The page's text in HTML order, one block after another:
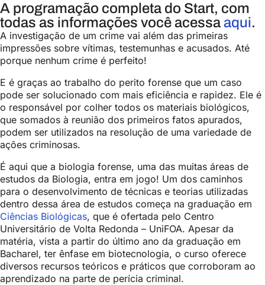
A programação completa do Start, com
todas as informações você acessaaqui.
A investigação de um crime vai além das primeiras
impressões sobre vítimas, testemunhas e acusados. Até
porque nenhum crime é perfeito!
E é graças ao trabalho do perito forense que um caso
pode ser solucionado com mais eficiência e rapidez. Ele é
o responsável por colher todos os materiais biológicos,
que somados à reunião dos primeiros fatos apurados,
podem ser utilizados na resolução de uma variedade de
ações criminosas.
É aqui que a biologia forense, uma das muitas áreas de
estudos da Biologia, entra em jogo! Um dos caminhos
para o desenvolvimento de técnicas e teorias utilizadas
dentro dessa área de estudos começa na graduação em
Ciências Biológicas, que é ofertada pelo Centro
Universitário de Volta Redonda – UniFOA. Apesar da
matéria, vista a partir do último ano da graduação em
Bacharel, ter ênfase em biotecnologia, o curso oferece
diversos recursos teóricos e práticos que corroboram ao
aprendizado na parte de perícia criminal.